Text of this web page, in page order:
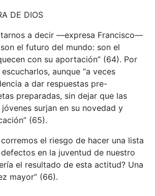
DE DIOS
a decir —expresa Francisco—
el futuro del mundo: son el
con su aportación” (64). Por
aunque “a veces
a dar respuestas pre-
preparadas, sin dejar que las
surjan en su novedad y
(65).
el riesgo de hacer una lista
en la juventud de nuestro
el resultado de esta actitud? Una
mayor” (66).